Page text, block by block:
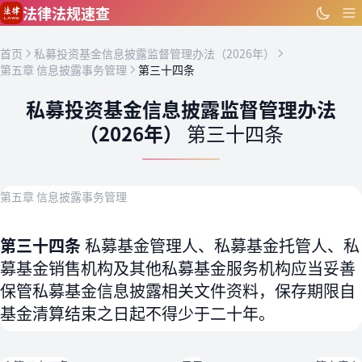
跳到主要内容
法律法规速查
首页
私募投资基金信息披露监督管理办法（2026年）
第五章 信息披露事务管理
第三十四条
私募投资基金信息披露监督管理办法
（2026年） 第三十四条
第五章 信息披露事务管理
第三十四条私募基金管理人、私募基金托管人、私
募基金销售机构及其他私募基金服务机构应当妥善
保管私募基金信息披露相关文件资料，保存期限自
基金清算结束之日起不得少于二十年。